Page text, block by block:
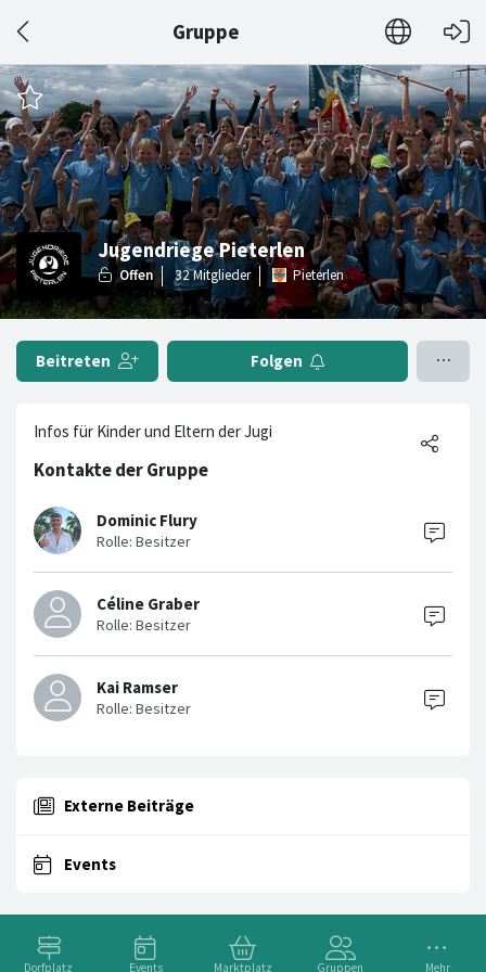
Gruppe
Dorfplatz Events Marktplatz Gruppen Mehr
Jugendriege Pieterlen
Pieterlen
Beitreten Folgen
Infos für Kinder und Eltern der Jugi
Kontakte der Gruppe
Dominic Flury
Céline Graber
Kai Ramser
Externe Beiträge
Events